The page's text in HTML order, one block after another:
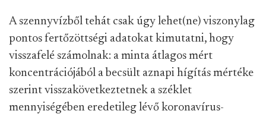
A szennyvízből tehát csak úgy lehet(ne) viszonylag
pontos fertőzöttségi adatokat kimutatni, hogy
visszafelé számolnak: a minta átlagos mért
koncentrációjából a becsült aznapi hígítás mértéke
szerint visszakövetkeztetnek a széklet
mennyiségében eredetileg lévő koronavírus-